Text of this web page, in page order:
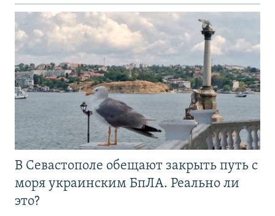
В Севастополе обещают закрыть путь с
моря украинским БпЛА. Реально ли
это?